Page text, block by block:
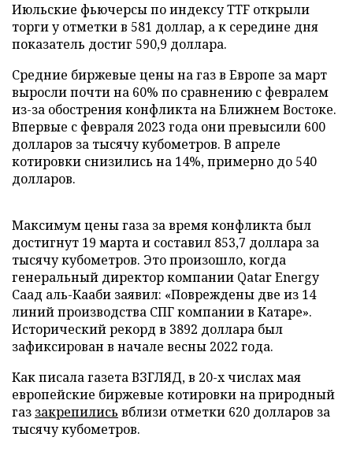
Июльские фьючерсы по индексу TTF открыли
торги у отметки в 581 доллар, а к середине дня
показатель достиг 590,9 доллара.
Средние биржевые цены на газ в Европе за март
выросли почти на 60% по сравнению с февралем
из-за обострения конфликта на Ближнем Востоке.
Впервые с февраля 2023 года они превысили 600
долларов за тысячу кубометров. В апреле
котировки снизились на 14%, примерно до 540
долларов.
Максимум цены газа за время конфликта был
достигнут 19 марта и составил 853,7 доллара за
тысячу кубометров. Это произошло, когда
генеральный директор компании Qatar Energy
Саад аль-Кааби заявил: «Повреждены две из 14
линий производства СПГ компании в Катаре».
Исторический рекорд в 3892 доллара был
зафиксирован в начале весны 2022 года.
Как писала газета ВЗГЛЯД, в 20-х числах мая
европейские биржевые котировки на природный
газ закрепились вблизи отметки 620 долларов за
тысячу кубометров.